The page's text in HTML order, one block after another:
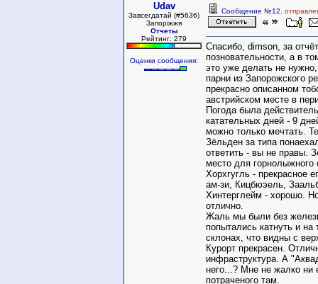
Udav
Завсегдатай (#5636)
Запоріжжя
Отчеты
Рейтинг: 279
Оценки сообщения:
Сообщение №12 ,
Спасибо, dimson, за
позновательности, а в
это уже делать не
парни из Запорожского
прекрасно описанном
австрийском месте в
Погода была
катательных дней - 9
можно только мечтать.
Зёльден за типа
ответить - вы не правы.
место для горнолыжного
Хорхгугль - прекрасное
ам-зи, Кицбюэель,
Хинтерглейм - хорошо.
отлично.
Жаль мы были без
попытались катнуть и на
склонах, что видны с
Курорт прекрасен.
инфраструктура. А
него...? Мне не жалко ни
потраченого там.